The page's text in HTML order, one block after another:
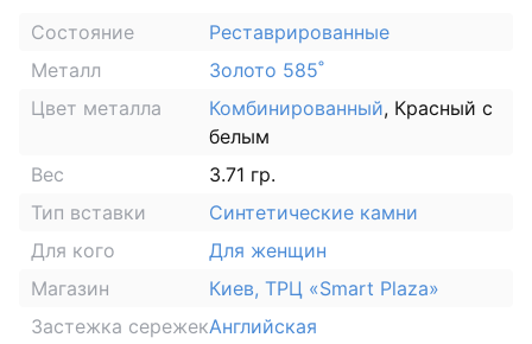
Состояние
Реставрированные
Металл
Золото 585˚
Цвет металла
Комбинированный, Красный с
белым
Вес
3.71 гр.
Тип вставки
Синтетические камни
Для кого
Для женщин
Магазин
Киев, ТРЦ «Smart Plaza»
Застежка сережекАнглийская